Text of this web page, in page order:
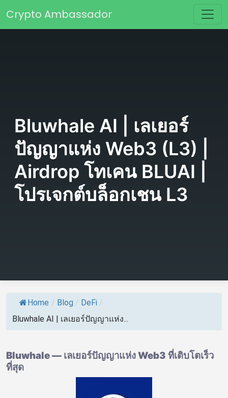
Main Navigation
Crypto Ambassador
Bluwhale AI | เลเยอร์
ปัญญาแห่ง Web3 (L3) |
Airdrop โทเคน BLUAI |
โปรเจกต์บล็อกเชน L3
Home / Blog / DeFi /
Bluwhale AI | เลเยอร์ปัญญาแห่ง...
Bluwhale — เลเยอร์ปัญญาแห่ง Web3 ที่เติบโตเร็ว
ที่สุด